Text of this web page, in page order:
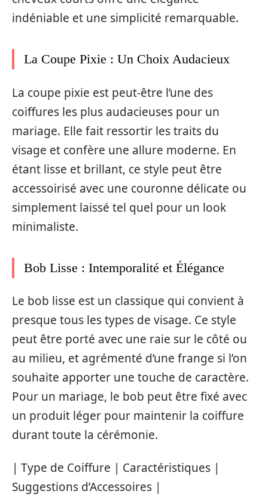
indéniable et une simplicité remarquable.
La Coupe Pixie : Un Choix Audacieux
La coupe pixie est peut-être l’une des
coiffures les plus audacieuses pour un
mariage. Elle fait ressortir les traits du
visage et confère une allure moderne. En
étant lisse et brillant, ce style peut être
accessoirisé avec une couronne délicate ou
simplement laissé tel quel pour un look
minimaliste.
Bob Lisse : Intemporalité et Élégance
Le bob lisse est un classique qui convient à
presque tous les types de visage. Ce style
peut être porté avec une raie sur le côté ou
au milieu, et agrémenté d’une frange si l’on
souhaite apporter une touche de caractère.
Pour un mariage, le bob peut être fixé avec
un produit léger pour maintenir la coiffure
durant toute la cérémonie.
| Type de Coiffure | Caractéristiques |
Suggestions d’Accessoires |